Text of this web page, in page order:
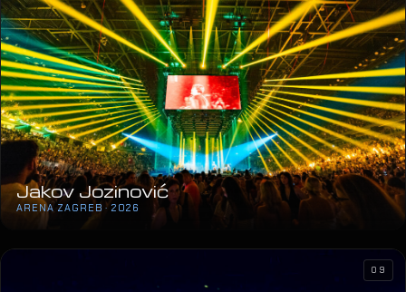
Jakov Jozinović
ARENA ZAGREB · 2026
09